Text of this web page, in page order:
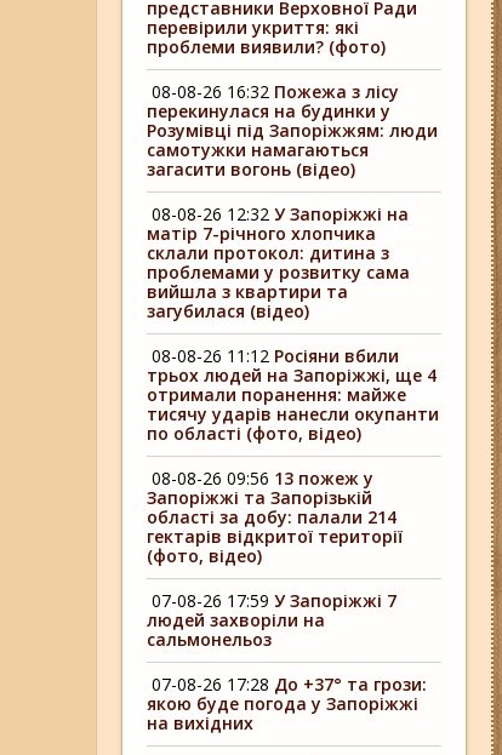
представники Верховної Ради
перевірили укриття: які
проблеми виявили? (фото)
08-08-26 16:32 Пожежа з лісу
перекинулася на будинки у
Розумівці під Запоріжжям: люди
самотужки намагаються
загасити вогонь (відео)
08-08-26 12:32 У Запоріжжі на
матір 7-річного хлопчика
склали протокол: дитина з
проблемами у розвитку сама
вийшла з квартири та
загубилася (відео)
08-08-26 11:12 Росіяни вбили
трьох людей на Запоріжжі, ще 4
отримали поранення: майже
тисячу ударів нанесли окупанти
по області (фото, відео)
08-08-26 09:56 13 пожеж у
Запоріжжі та Запорізькій
області за добу: палали 214
гектарів відкритої території
(фото, відео)
07-08-26 17:59 У Запоріжжі 7
людей захворіли на
сальмонельоз
07-08-26 17:28 До +37° та грози:
якою буде погода у Запоріжжі
на вихідних